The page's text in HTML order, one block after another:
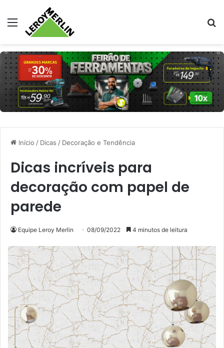
Menu
Início / Dicas / Decoração e Tendência
Dicas incríveis para
decoração com papel de
parede
Equipe Leroy Merlin 08/09/2022 4 minutos de leitura